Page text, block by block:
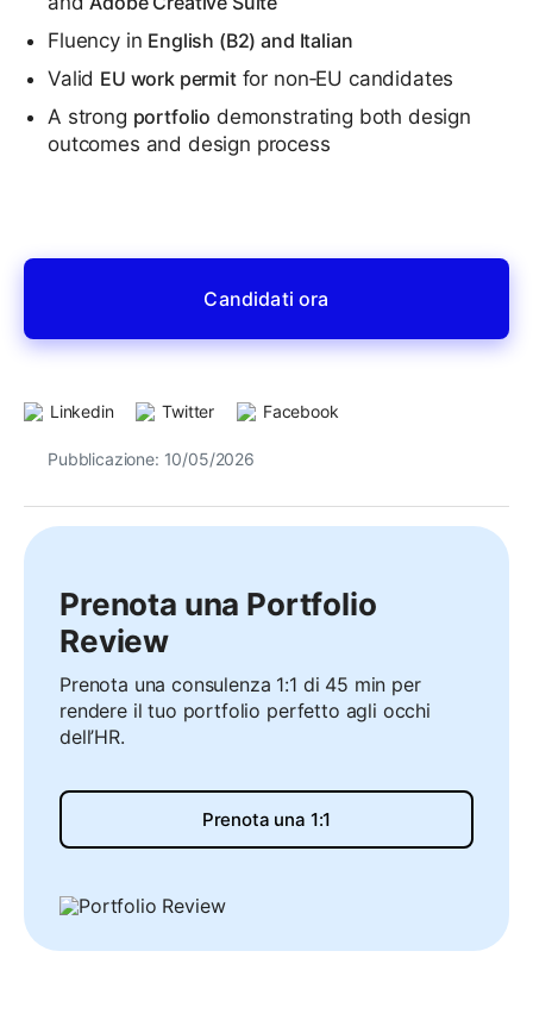
Fluency in English (B2) and Italian
Valid EU work permitfor non‑EU candidates
A strong portfolio demonstrating both design
outcomes and design process
Candidati ora
Linkedin Twitter Facebook
Pubblicazione: 10/05/2026
Prenota una Portfolio
Review
Prenota una consulenza 1:1 di 45 min per
rendere il tuo portfolio perfetto agli occhi
dell’HR.
Prenota una 1:1